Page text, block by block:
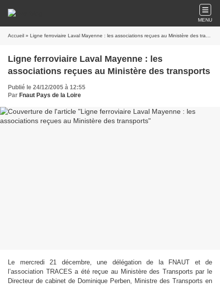
MENU
Accueil » Ligne ferroviaire Laval Mayenne : les associations reçues au Ministère des transports
Ligne ferroviaire Laval Mayenne : les
associations reçues au Ministère des transports
Publié le 24/12/2005 à 12:55
Par Fnaut Pays de la Loire
Le mercredi 21 décembre, une délégation de la FNAUT et de
l’association TRACES a été reçue au Ministère des Transports par le
Directeur de cabinet de Dominique Perben, Ministre des Transports en